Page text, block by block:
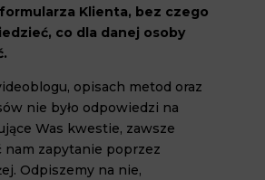
Klienta, bez czego
co dla danej osoby
opisach metod oraz
nie było odpowiedzi na
Was kwestie, zawsze
nam zapytanie poprzez
Odpiszemy na nie,